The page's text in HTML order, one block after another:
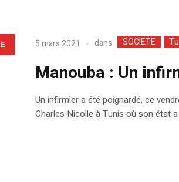
5 mars 2021 dans SOCIETE
Manouba : Un
Un infirmier a été poignardé, ce
Charles Nicolle à Tunis où son état